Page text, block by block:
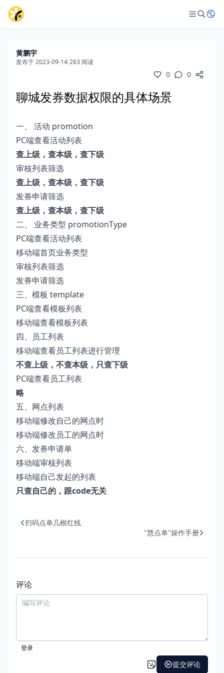
黄鹏宇
发布于 2023-09-14/263 阅读
0 0
聊城发券数据权限的具体场景
一、 活动 promotion
PC端查看活动列表
查上级，查本级，查下级
审核列表筛选
查上级，查本级，查下级
发券申请筛选
查上级，查本级，查下级
二、 业务类型 promotionType
PC端查看活动列表
移动端首页业务类型
审核列表筛选
发券申请筛选
三、模板 template
PC端查看模板列表
移动端查看模板列表
四、员工列表
移动端查看员工列表进行管理
不查上级，不查本级，只查下级
PC端查看员工列表
略
五、网点列表
移动端修改自己的网点时
移动端修改员工的网点时
六、发券申请单
移动端审核列表
移动端自己发起的列表
只查自己的，跟code无关
扫码点单几根红线
"慧点单"操作手册
评论